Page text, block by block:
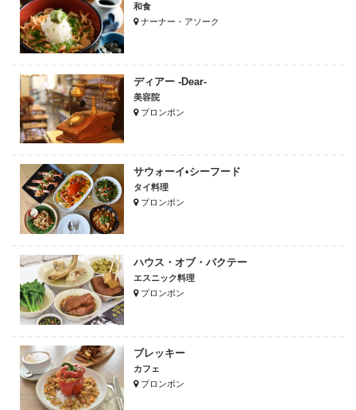
和食
ナーナー・アソーク
ディアー -Dear-
美容院
プロンポン
サウォーイ•シーフード
タイ料理
プロンポン
ハウス・オブ・バクテー
エスニック料理
プロンポン
ブレッキー
カフェ
プロンポン